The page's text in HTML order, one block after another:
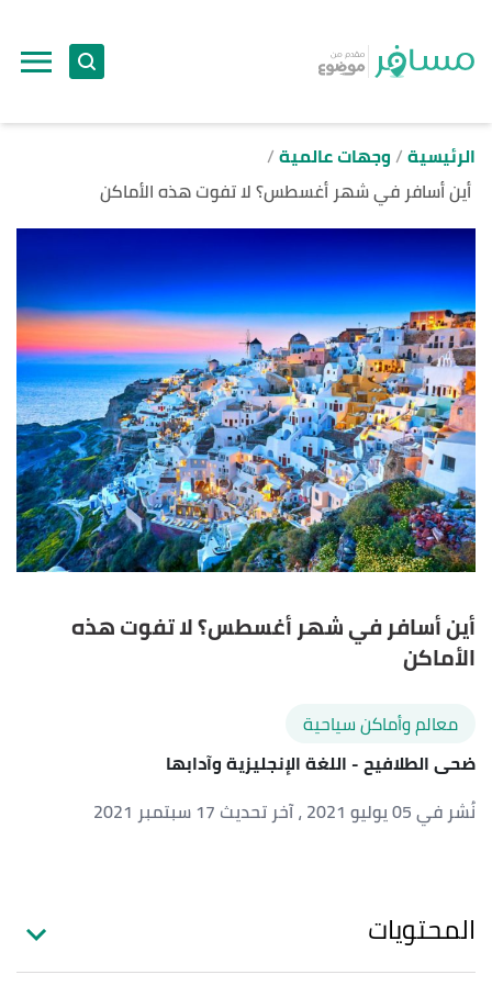
الرئيسية وجهات عالمية
أين أسافر في شهر أغسطس؟ لا تفوت هذه الأماكن
أين أسافر في شهر أغسطس؟ لا تفوت هذه
الأماكن
معالم وأماكن سياحية
ضحى الطلافيح- اللغة الإنجليزية وآدابها
نُشر في 05 يوليو 2021
، آخر تحديث 17 سبتمبر 2021
المحتويات